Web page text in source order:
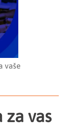
vaše
za vas